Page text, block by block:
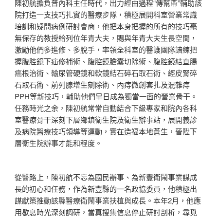
陳初航擔負普內科主任時代，出力經由過程“傳幫帶”輔助該
院打造一支技巧扎實的醫療步隊，積極展開科室營業常識
培訓和疑問病例研討會商，他把本身把握的所有的技巧毫
無保存的教授給列位年青大夫，賜與年青大夫生長空間，
激勵他們多進修、多脫手，率領全科室的醫護團隊諳練把
握腹腔鏡下疝修補術、腹腔鏡膽囊切除術、腹腔鏡結直腸
癌根治術、輸尿管硬鏡和軟鏡結石碎石取石術、經皮腎碎
石取石術、前列腺增生剜除術、內痔微創套扎及混雜痔
PPH等新技巧，輔助他們早日成為獨當一面的營業骨干。
任務時光之余，陳初航常常自動結合下級專家和院內各科
室醫療骨干深刻下層鄉鎮衛生院及衛生辦事站，展開義診
及病院醫療技巧領導等運動，實在造福本地蒼生，晉陞下
層衛生院辦事才能和程度。
從醫路上，陳初航不忘為國民辦事、為新豐衛鬧事業謀成
長的初心和任務，作為新豐縣的一名政協委員，他積極出
謀獻策推動該縣醫療衛鬧事業扶植與成長。本年2月，他應
用歇息時光深刻調研，當真搜集信息停止研討剖析，尋覓